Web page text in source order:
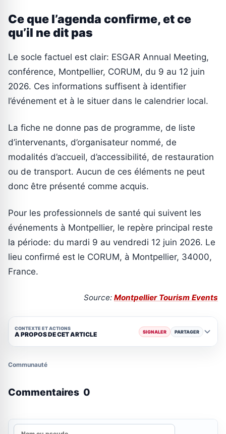
Ce que l’agenda confirme, et ce
qu’il ne dit pas
Le socle factuel est clair: ESGAR Annual Meeting,
conférence, Montpellier, CORUM, du 9 au 12 juin
2026. Ces informations suffisent à identifier
l’événement et à le situer dans le calendrier local.
La fiche ne donne pas de programme, de liste
d’intervenants, d’organisateur nommé, de
modalités d’accueil, d’accessibilité, de restauration
ou de transport. Aucun de ces éléments ne peut
donc être présenté comme acquis.
Pour les professionnels de santé qui suivent les
événements à Montpellier, le repère principal reste
la période: du mardi 9 au vendredi 12 juin 2026. Le
lieu confirmé est le CORUM, à Montpellier, 34000,
France.
Source: Montpellier Tourism Events
CONTEXTE ET ACTIONS
A PROPOS DE CET ARTICLE SIGNALER PARTAGER
Communauté
Commentaires 0